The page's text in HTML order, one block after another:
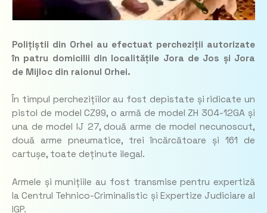
Polițiștii din Orhei au efectuat percheziții autorizate
în patru domicilii din localitățile Jora de Jos și Jora
de Mijloc din raionul Orhei.
În timpul perchezițiilor au fost depistate și ridicate un
pistol de model CZ99, o armă de model ZH 304-12GA și
una de model IJ 27, două arme de model necunoscut,
două arme pneumatice, trei încărcătoare și 161 de
cartușe, toate deținute ilegal.
Armele și munițiile au fost transmise pentru expertiză
la Centrul Tehnico-Criminalistic și Expertize Judiciare al
IGP.